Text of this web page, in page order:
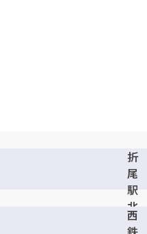
折
尾
駅
北
口
西